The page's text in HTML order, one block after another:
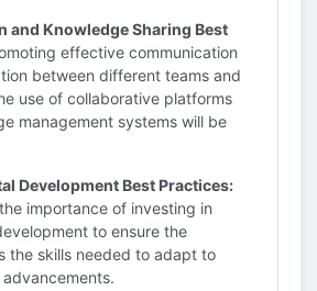
and Knowledge Sharing Best
effective communication
between different teams and
use of collaborative platforms
management systems will be
Development Best Practices:
importance of investing in
to ensure the
the skills needed to adapt to